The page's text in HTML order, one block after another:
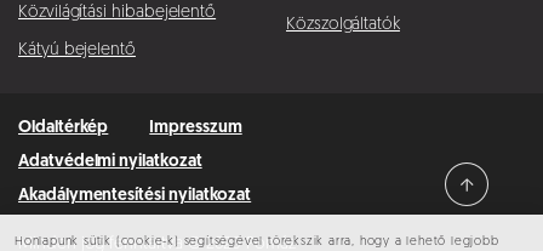
Honlapunk sütik (cookie-k) segítségével törekszik arra, hogy a lehető legjobb
Közvilágítási hibabejelentő
Kátyú bejelentő
Közszolgáltatók
Oldaltérkép
Impresszum
Adatvédelmi nyilatkozat
Akadálymentesítési nyilatkozat
Minden jog fenntartva © 2026 Pomáz